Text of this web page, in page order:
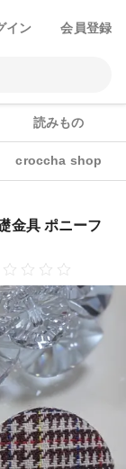
イン 会員登録
読みもの
croccha shop
金具 ポニーフ